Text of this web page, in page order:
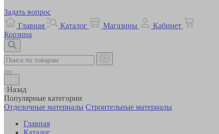
Задать вопрос
Главная
Каталог Магазины
Кабинет
Корзина
Назад
Популярные категории
Отделочные материалы Строительные материалы
Главная
Каталог